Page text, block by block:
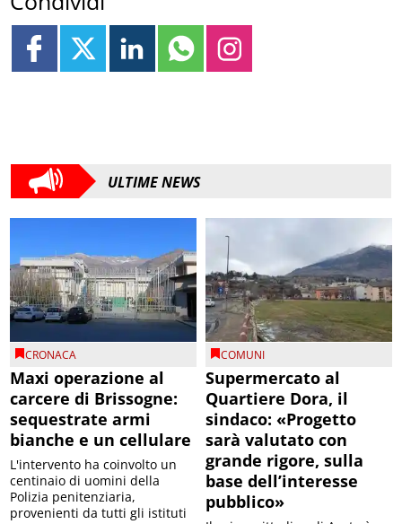
ULTIME NEWS
CRONACA
Maxi operazione al
carcere di Brissogne:
sequestrate armi
bianche e un cellulare
L'intervento ha coinvolto un
centinaio di uomini della
Polizia penitenziaria,
provenienti da tutti gli istituti
COMUNI
Supermercato al
Quartiere Dora, il
sindaco: «Progetto
sarà valutato con
grande rigore, sulla
base dell’interesse
pubblico»